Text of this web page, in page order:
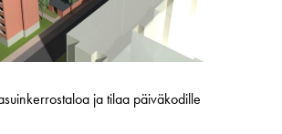
ja tilaa päiväkodille